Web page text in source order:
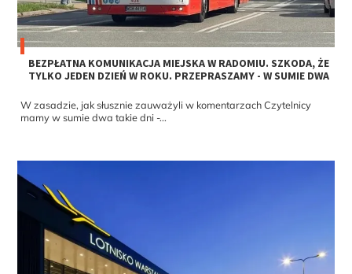
BEZPŁATNA KOMUNIKACJA MIEJSKA W RADOMIU. SZKODA, ŻE
TYLKO JEDEN DZIEŃ W ROKU. PRZEPRASZAMY - W SUMIE DWA
W zasadzie, jak słusznie zauważyli w komentarzach Czytelnicy
mamy w sumie dwa takie dni -...